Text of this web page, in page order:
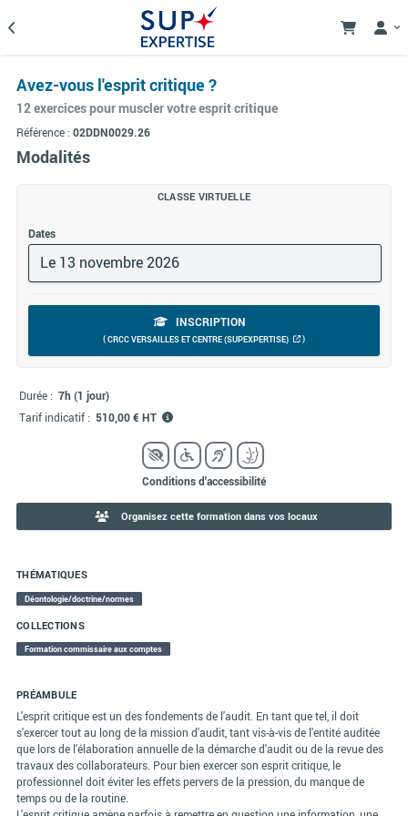
THÉMATIQUES
Déontologie/doctrine/normes
COLLECTIONS
Formation commissaire aux comptes
PRÉAMBULE
L'esprit critique est un des fondements de l'audit. En tant que tel, il doit
s'exercer tout au long de la mission d'audit, tant vis-à-vis de l'entité auditée
que lors de l'élaboration annuelle de la démarche d'audit ou de la revue des
travaux des collaborateurs. Pour bien exercer son esprit critique, le
professionnel doit éviter les effets pervers de la pression, du manque de
temps ou de la routine.
Avez-vous l'esprit critique ?
12 exercices pour muscler votre esprit critique
Référence : 02DDN0029.26
Modalités
CLASSE VIRTUELLE
Dates
Le 13 novembre 2026
INSCRIPTION
(CRCC VERSAILLES ET CENTRE (SUPEXPERTISE) )
Durée : 7h (1 jour)
Tarif indicatif : 510,00 € HT
Conditions d'accessibilité
Organisez cette formation dans vos locaux